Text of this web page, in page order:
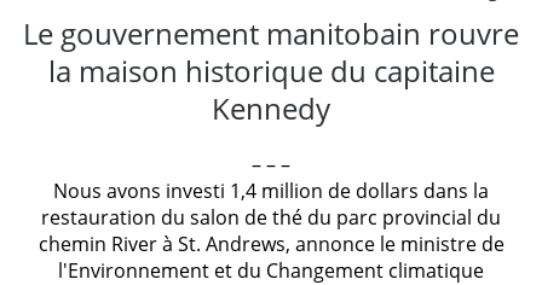
Le gouvernement manitobain rouvre
la maison historique du capitaine
Kennedy
– – –
Nous avons investi 1,4 million de dollars dans la
restauration du salon de thé du parc provincial du
chemin River à St. Andrews, annonce le ministre de
l'Environnement et du Changement climatique